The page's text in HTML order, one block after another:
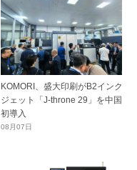
KOMORI、盛大印刷がB2インク
ジェット「J-throne 29」を中国
初導入
08月07日